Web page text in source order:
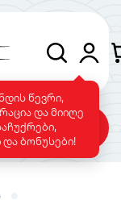
წევრი,
და მიიღე
ბონუსები!